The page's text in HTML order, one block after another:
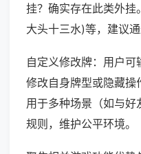
挂？确实存在此类外挂
大头十三水)等，建议
自定义修改牌：用户可
修改自身牌型或隐藏操
用于多种场景（如与
规则，维护公平环境。